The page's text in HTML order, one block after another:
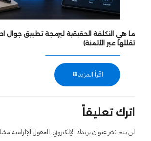
ما هي التكلفة الحقيقية لبرمجة تطبيق جوال
تقللها عبر الأتمتة)
اقرأ المزيد
اترك تعليقاً
لن يتم نشر عنوان بريدك الإلكتروني. الحقول الإلزامية